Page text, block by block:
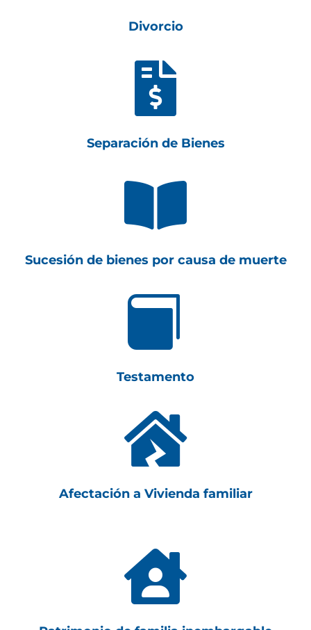
Divorcio

Separación de Bienes

Sucesión de bienes por causa de muerte

Testamento

Afectación a Vivienda familiar
